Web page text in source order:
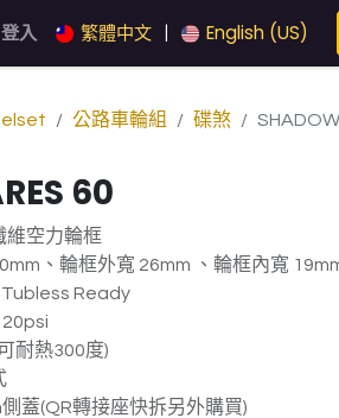
登入 繁體中文 English (US)
公路車輪組 碟煞
60
維空力輪框
、輪框外寬 26mm 、輪框內寬
Ready
耐熱300度)
蓋(QR轉接座快拆另外購買)